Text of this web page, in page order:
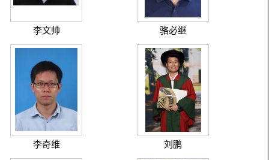
李文帅 骆必继
李奇维 刘鹏